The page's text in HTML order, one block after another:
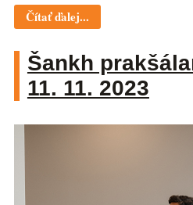
Čítať ďalej...
Šankh
11. 11. 2023